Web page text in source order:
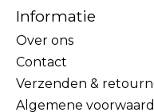
Informatie
Over ons
Contact
Verzenden &
Algemene